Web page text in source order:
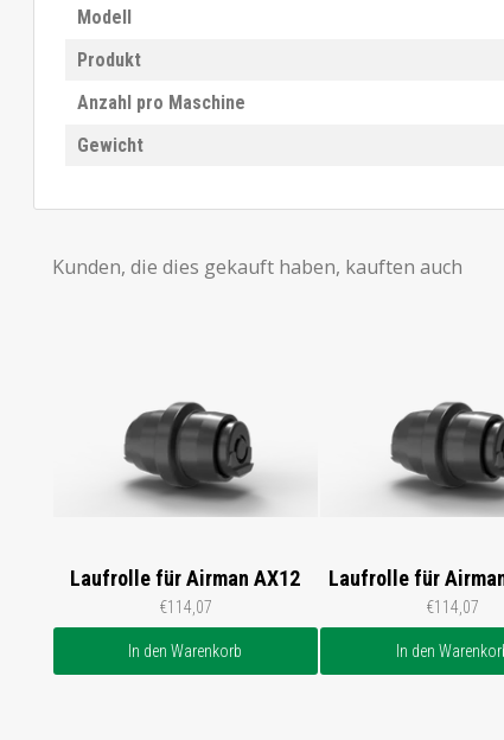
Modell
Produkt
Anzahl pro Maschine
Gewicht
Kunden, die dies gekauft haben, kauften auch
Laufrolle für Airman AX12
€114,07
In den Warenkorb
Laufrolle für
€114,07
In den